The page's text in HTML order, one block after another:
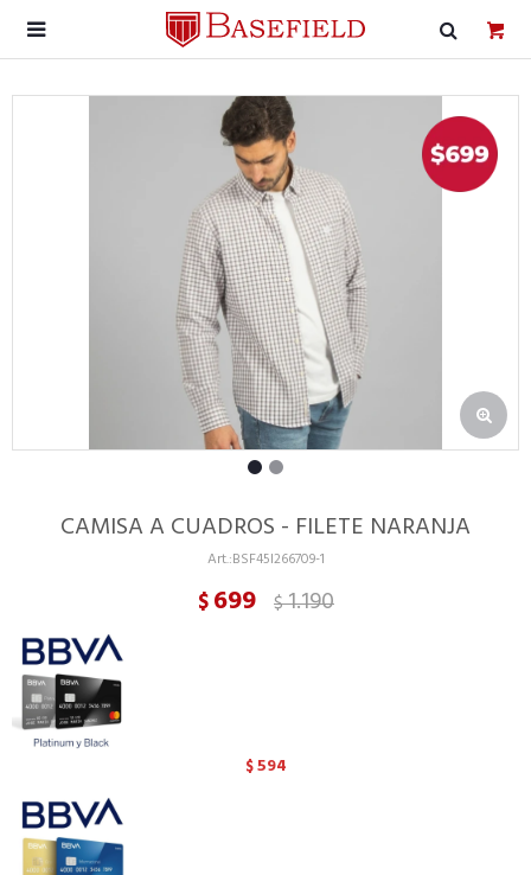

CAMISA A CUADROS - FILETE NARANJA
BSF45I266709-1
$699 $1.190
$594